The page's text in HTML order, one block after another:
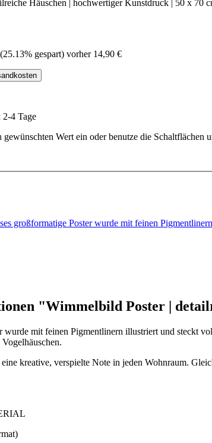
(25.13% gespart) vorher 14,90 €
4 Tage
Wert ein oder benutze die Schaltflächen
großformatige Poster wurde mit feinen
"Wimmelbild Poster |
wurde mit feinen Pigmentlinern illustriert und steckt
kreative, verspielte Note in jeden Wohnraum.